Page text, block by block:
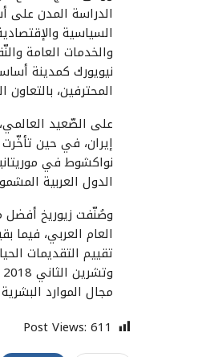
السياسية
والخدمات العامة
المحترفين،
على الصّعيد
إيران، في حين
نواكشوط في
الدول العربية
وصُنّفت زيوريخ
العام العربي،
تقييم التقديمات
مجال الموارد
Post Views: 611